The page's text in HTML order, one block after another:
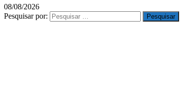
08/08/2026
Pesquisar por: